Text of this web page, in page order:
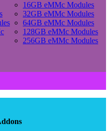
16GB eMMc Modules
32GB eMMc Modules
64GB eMMc Modules
128GB eMMc Modules
256GB eMMc Modules